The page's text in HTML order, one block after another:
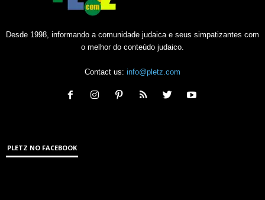
Desde 1998, informando a comunidade judaica e seus simpatizantes com
o melhor do conteúdo judaico.
Contact us: info@pletz.com
PLETZ NO FACEBOOK